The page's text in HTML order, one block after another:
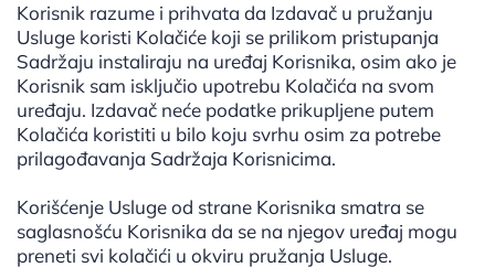
Korisnik razume i prihvata da Izdavač u pružanju
Usluge koristi Kolačiće koji se prilikom pristupanja
Sadržaju instaliraju na uređaj Korisnika, osim ako je
Korisnik sam isključio upotrebu Kolačića na svom
uređaju. Izdavač neće podatke prikupljene putem
Kolačića koristiti u bilo koju svrhu osim za potrebe
prilagođavanja Sadržaja Korisnicima.
Korišćenje Usluge od strane Korisnika smatra se
saglasnošću Korisnika da se na njegov uređaj mogu
preneti svi kolačići u okviru pružanja Usluge.